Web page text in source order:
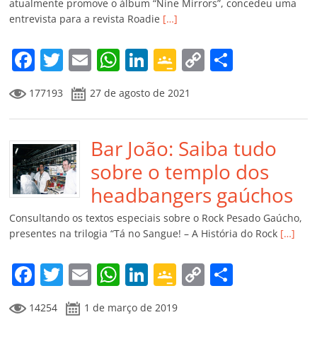
ro
o
m
atualmente promove o álbum “Nine Mirrors”, concedeu uma
entrevista para a revista Roadie […]
F
a
c
e
b
o
o
k
T
w
itt
er
E
m
ai
l
W
at
s
A
p
p
Li
n
k
e
dI
n
G
o
o
gl
e
Cl
a
ss
ro
o
m
C
y
Li
n
k
p
ar
til
h
ar
177193 27 de agosto de 2021
Bar João: Saiba tudo
sobre o templo dos
headbangers gaúchos
Consultando os textos especiais sobre o Rock Pesado Gaúcho,
presentes na trilogia “Tá no Sangue! – A História do Rock […]
F
a
c
T
w
itt
E
m
ai
W
at
Li
n
k
G
o
o
C
14254 1 de março de 2019